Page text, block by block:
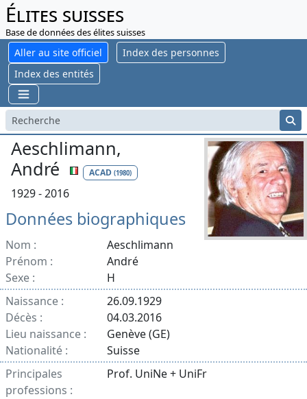
Élites suisses
Base de données des élites suisses
Aller au site officiel
Index des personnes
Index des entités
Aeschlimann,
André
ACAD (1980)
1929 - 2016
Données biographiques
Nom :
Aeschlimann
Prénom :
André
Sexe :
H
Naissance :
26.09.1929
Décès :
04.03.2016
Lieu naissance :
Genève (GE)
Nationalité :
Suisse
Principales
professions :
Prof. UniNe + UniFr